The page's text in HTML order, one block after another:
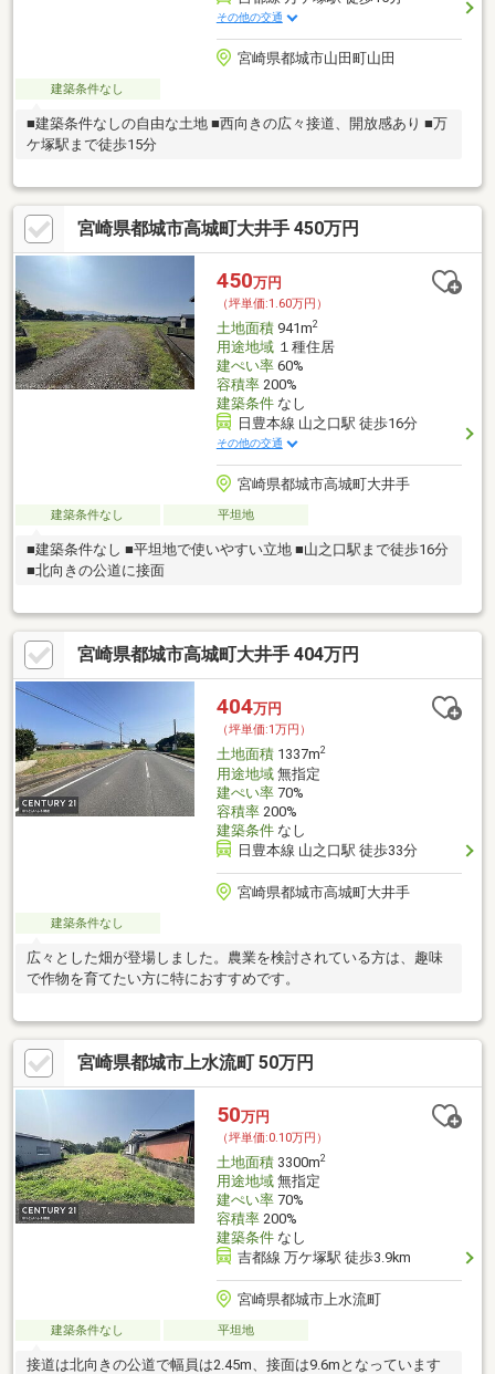
その他の交通
宮崎県都城市山田町山田
建築条件なし
■建築条件なしの自由な土地 ■西向きの広々接道、開放感あり ■万
ケ塚駅まで徒歩15分
宮崎県都城市高城町大井手 450万円
450万円
（坪単価:1.60万円）
土地面積941m2
用途地域１種住居
建ぺい率60%
容積率200%
建築条件なし
日豊本線 山之口駅 徒歩16分
その他の交通
宮崎県都城市高城町大井手
建築条件なし 平坦地
■建築条件なし ■平坦地で使いやすい立地 ■山之口駅まで徒歩16分
■北向きの公道に接面
宮崎県都城市高城町大井手 404万円
404万円
（坪単価:1万円）
土地面積1337m2
用途地域無指定
建ぺい率70%
容積率200%
建築条件なし
日豊本線 山之口駅 徒歩33分
宮崎県都城市高城町大井手
建築条件なし
広々とした畑が登場しました。農業を検討されている方は、趣味
で作物を育てたい方に特におすすめです。
宮崎県都城市上水流町 50万円
50万円
（坪単価:0.10万円）
土地面積3300m2
用途地域無指定
建ぺい率70%
容積率200%
建築条件なし
吉都線 万ケ塚駅 徒歩3.9km
宮崎県都城市上水流町
建築条件なし 平坦地
接道は北向きの公道で幅員は2.45m、接面は9.6mとなっています